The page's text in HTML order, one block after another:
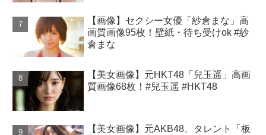
【画像】セクシー女優「紗倉まな」高
画質画像95枚！壁紙・待ち受けok #紗
倉まな
【美女画像】元HKT48「兒玉遥」高画
質画像68枚！#兒玉遥 #HKT48
【美女画像】元AKB48、タレント「板